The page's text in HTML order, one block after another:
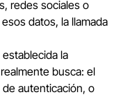
redes sociales o
datos, la llamada
la
busca: el
autenticación, o